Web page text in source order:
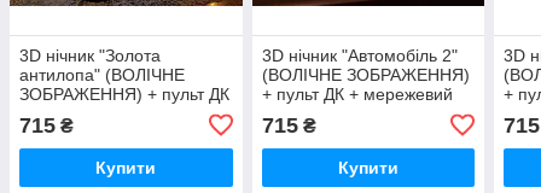
3D нічник "Золота
антилопа" (ВОЛІЧНЕ
ЗОБРАЖЕННЯ) + пульт ДК
+батарейки (3ААА)
3DTOYSLAMP
715 ₴
Купити
3D нічник "Автомобіль 2"
(ВОЛІЧНЕ ЗОБРАЖЕННЯ)
+ пульт ДК + мережевий
(3ААА) 3DTOYSLAMP
715₴
Купити
3D
+
715